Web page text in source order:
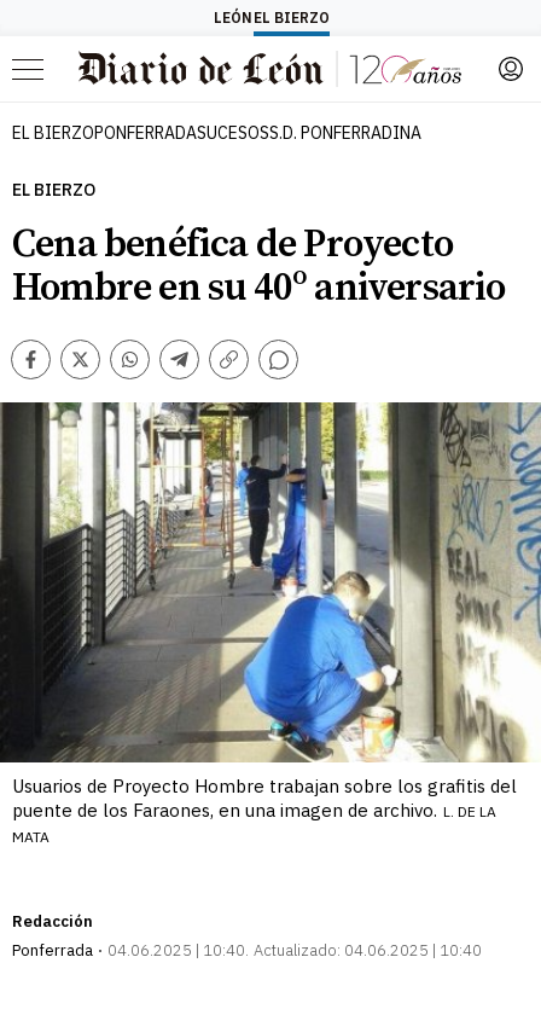
LEÓN EL BIERZO
Menú
EL BIERZOPONFERRADASUCESOSS.D. PONFERRADINA
EL BIERZO
Cena benéfica de Proyecto
Hombre en su 40º aniversario
Facebook
TwitterWhatsappTelegram
Copiar
Comentarios
Usuarios de Proyecto Hombre trabajan sobre los grafitis del
puente de los Faraones, en una imagen de archivo. L. DE LA
MATA
Redacción
Ponferrada
04.06.2025 | 10:40 Actualizado: 04.06.2025 | 10:40